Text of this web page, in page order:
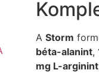
A Storm
béta-alanint,
mg L-arginint